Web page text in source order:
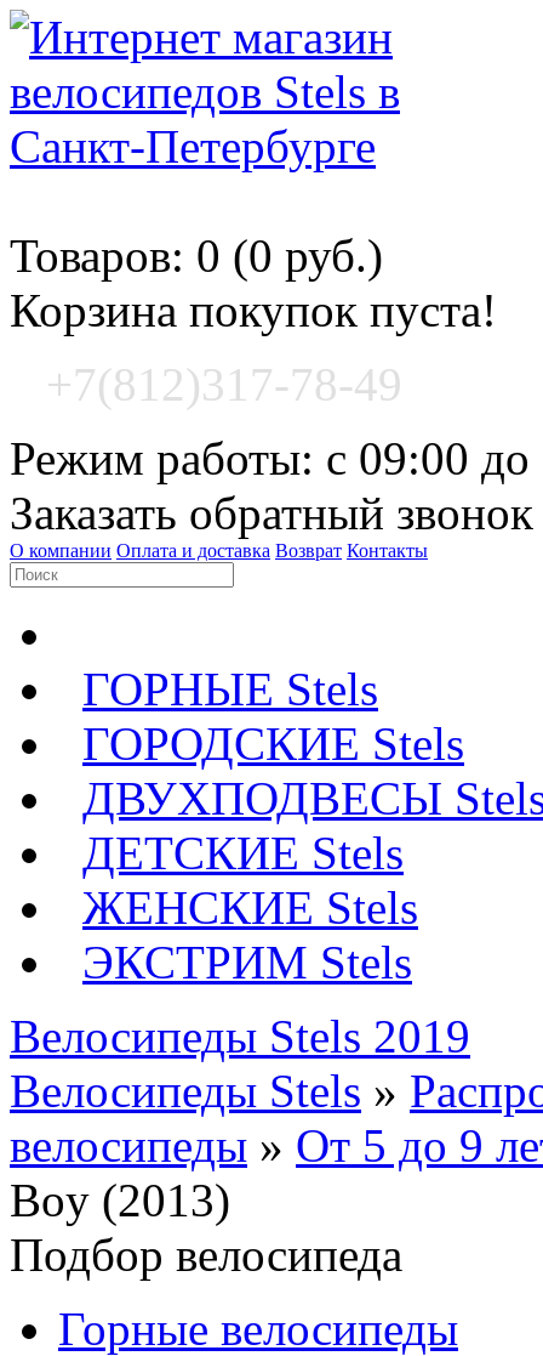
Товаров: 0 (0 руб.)
Корзина покупок пуста!
+7(812)317-78-49
Режим работы: с 09:00 до
Заказать обратный звонок
О компании Оплата и доставка Возврат Контакты
ГОРНЫЕ Stels
ГОРОДСКИЕ Stels
ДВУХПОДВЕСЫ
ДЕТСКИЕ Stels
ЖЕНСКИЕ Stels
ЭКСТРИМ Stels
Велосипеды Stels 2019
Велосипеды Stels »
велосипеды » От 5 до 9
Boy (2013)
Подбор велосипеда
Горные велосипеды